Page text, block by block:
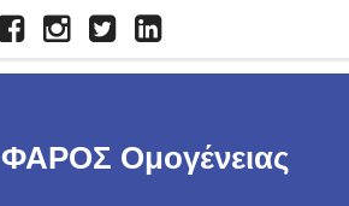
FacebookInstagramTwitterLinkedIn
ΦΑΡΟΣ Ομογένειας